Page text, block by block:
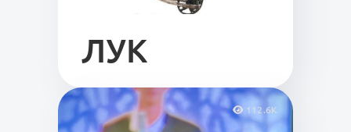
ЛУК
112.6K